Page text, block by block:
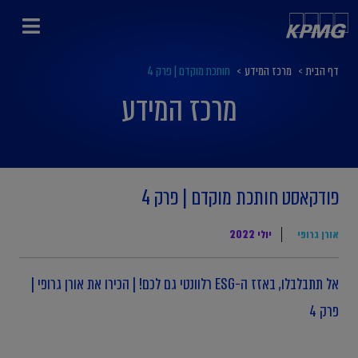
דף הבית > מרכז המידע > חותכת מוקדם | פרק 4
מרכז המידע
פודקאסט חותכת מוקדם | פרק 4
אורן גרופי יולי 2022
אל תתבלבלו, באזז ה-ESG רלוונטי גם לכם! | הכירו את אורן גרופי |
פרק 4